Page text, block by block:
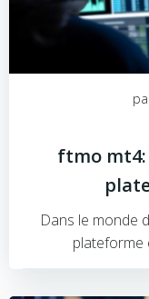
ftmo
Dans le monde
plateforme